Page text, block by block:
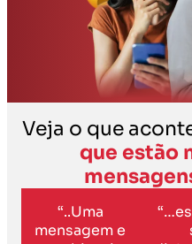
Veja o que
que estão
“..Uma
mensagem e